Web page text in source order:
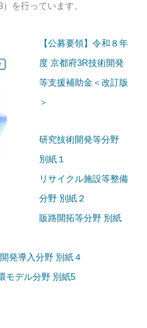
を行っています。
【公募要領】令和８年
度 京都府3R技術開発
等支援補助金＜改訂版
＞
研究技術開発等分野
別紙１
リサイクル施設等整備
分野 別紙２
販路開拓等分野 別紙
発導入分野 別紙４
モデル分野 別紙5